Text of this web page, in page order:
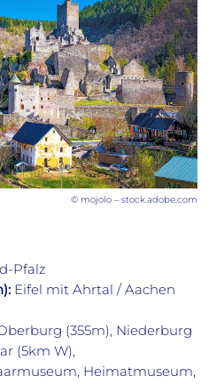
© mojolo – stock.adobe.com
Pfalz
Eifel mit Ahrtal / Aachen
(355m), Niederburg
(5km W),
Heimatmuseum,